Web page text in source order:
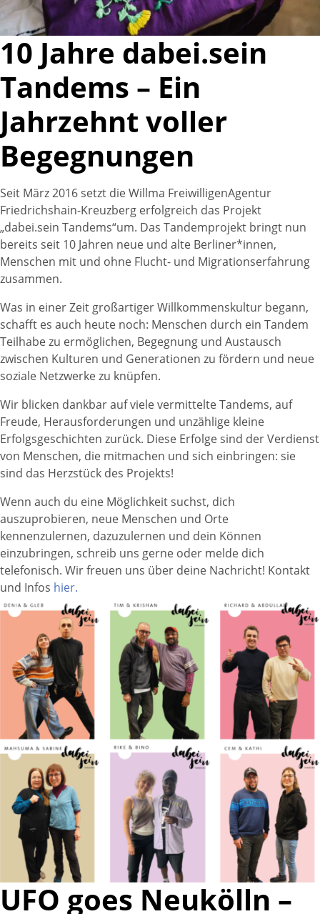
10 Jahre dabei.sein
Tandems – Ein
Jahrzehnt voller
Begegnungen
Seit März 2016 setzt die Willma FreiwilligenAgentur
Friedrichshain-Kreuzberg erfolgreich das Projekt
„dabei.sein Tandems“um. Das Tandemprojekt bringt nun
bereits seit 10 Jahren neue und alte Berliner*innen,
Menschen mit und ohne Flucht- und Migrationserfahrung
zusammen.
Was in einer Zeit großartiger Willkommenskultur begann,
schafft es auch heute noch: Menschen durch ein Tandem
Teilhabe zu ermöglichen, Begegnung und Austausch
zwischen Kulturen und Generationen zu fördern und neue
soziale Netzwerke zu knüpfen.
Wir blicken dankbar auf viele vermittelte Tandems, auf
Freude, Herausforderungen und unzählige kleine
Erfolgsgeschichten zurück. Diese Erfolge sind der Verdienst
von Menschen, die mitmachen und sich einbringen: sie
sind das Herzstück des Projekts!
Wenn auch du eine Möglichkeit suchst, dich
auszuprobieren, neue Menschen und Orte
kennenzulernen, dazuzulernen und dein Können
einzubringen, schreib uns gerne oder melde dich
telefonisch. Wir freuen uns über deine Nachricht! Kontakt
und Infos hier.
UFO goes Neukölln –